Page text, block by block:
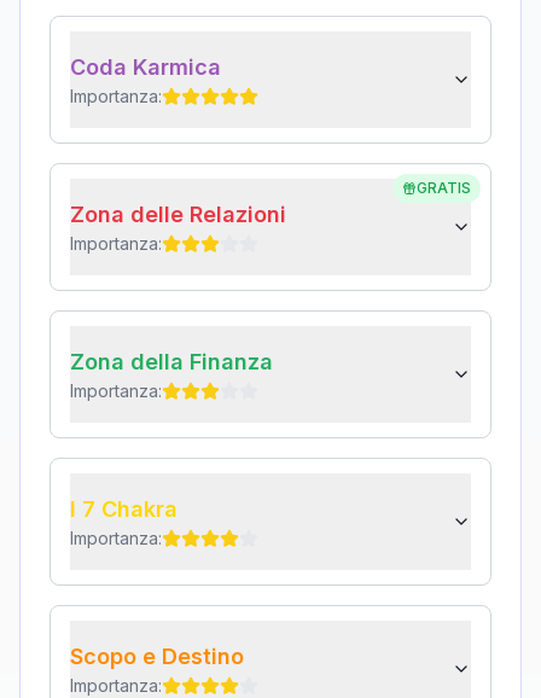
Coda Karmica
Importanza:
GRATIS
Zona delle Relazioni
Importanza:
Zona della Finanza
Importanza:
I 7 Chakra
Importanza:
Scopo e Destino
Importanza: